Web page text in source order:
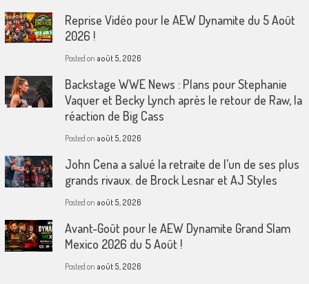
Reprise Vidéo pour le AEW Dynamite du 5 Août
2026 !
Posted on août 5, 2026
Backstage WWE News : Plans pour Stephanie
Vaquer et Becky Lynch après le retour de Raw, la
réaction de Big Cass
Posted on août 5, 2026
John Cena a salué la retraite de l’un de ses plus
grands rivaux. de Brock Lesnar et AJ Styles
Posted on août 5, 2026
Avant-Goût pour le AEW Dynamite Grand Slam
Mexico 2026 du 5 Août !
Posted on août 5, 2026